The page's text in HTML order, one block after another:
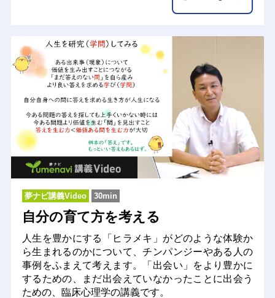
夢ナビ講義Video 30min
自分の育て方を考える
人生を豊かにする「ヒラメキ」がどのような体験か
ら生まれるのかについて、チンパンジーやある人の
事例をふまえて考えます。「出会い」をより豊かに
するための、まだ出会えていなかったことに出会う
ための、臨床心理学の講義です。